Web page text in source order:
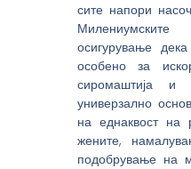
сите напори
осигурување
особено за
сиромаштија и
универзално
на еднаквост на
жените,
подобрување на